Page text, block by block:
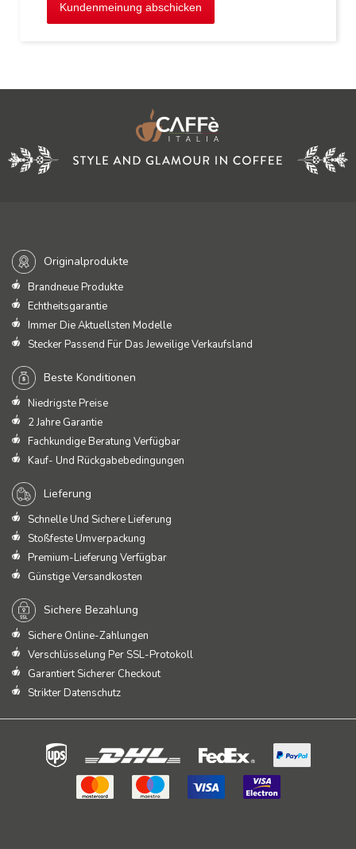
Kundenmeinung abschicken
Originalprodukte
Brandneue Produkte
Echtheitsgarantie
Immer Die Aktuellsten Modelle
Stecker Passend Für Das Jeweilige Verkaufsland
Beste Konditionen
Niedrigste Preise
2 Jahre Garantie
Fachkundige Beratung Verfügbar
Kauf- Und Rückgabebedingungen
Lieferung
Schnelle Und Sichere Lieferung
Stoßfeste Umverpackung
Premium-Lieferung Verfügbar
Günstige Versandkosten
Sichere Bezahlung
Sichere Online-Zahlungen
Verschlüsselung Per SSL-Protokoll
Garantiert Sicherer Checkout
Strikter Datenschutz